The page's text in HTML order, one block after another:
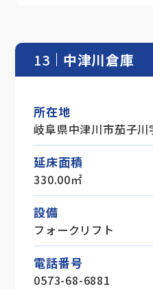
13 中津川倉庫
所在地
岐阜県中津川市茄子
延床面積
330.00㎡
設備
フォークリフト
電話番号
0573-68-6881